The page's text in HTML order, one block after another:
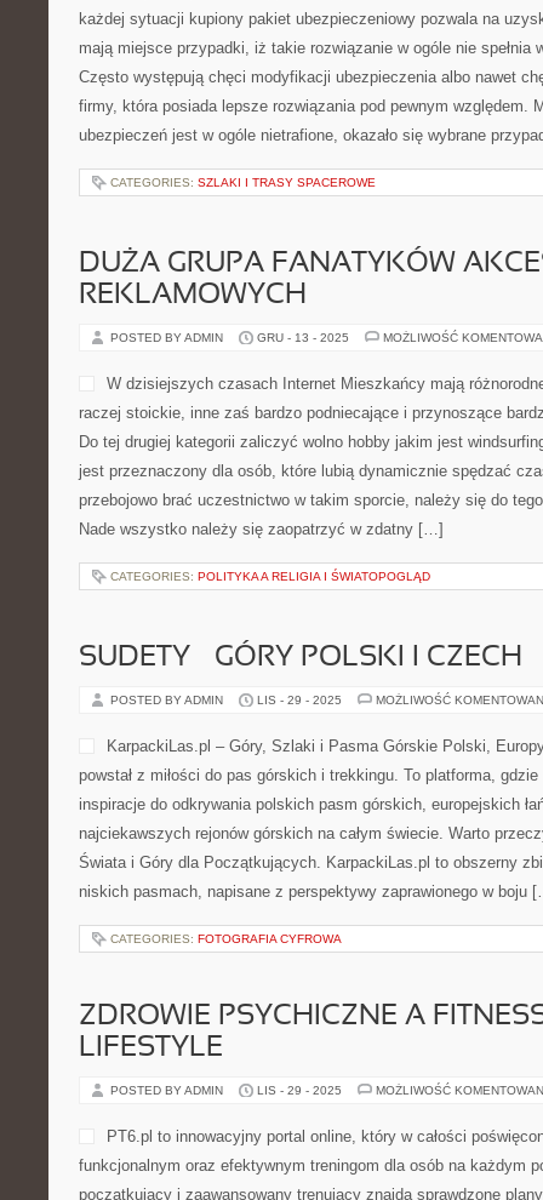
każdej sytuacji kupiony pakiet ubezpieczeniowy pozwala na
mają miejsce przypadki, iż takie rozwiązanie w ogóle nie spełnia
Często występują chęci modyfikacji ubezpieczenia albo nawet
firmy, która posiada lepsze rozwiązania pod pewnym względem.
ubezpieczeń jest w ogóle nietrafione, okazało się wybrane
CATEGORIES: SZLAKI I TRASY SPACEROWE
DUŻA GRUPA FANATYKÓW
REKLAMOWYCH
POSTED BY ADMIN GRU - 13 - 2025 MOŻLIWOŚĆ
W dzisiejszych czasach Internet Mieszkańcy mają
raczej stoickie, inne zaś bardzo podniecające i przynoszące
Do tej drugiej kategorii zaliczyć wolno hobby jakim jest
jest przeznaczony dla osób, które lubią dynamicznie spędzać
przebojowo brać uczestnictwo w takim sporcie, należy się do
Nade wszystko należy się zaopatrzyć w zdatny […]
CATEGORIES: POLITYKA A RELIGIA I ŚWIATOPOGLĄD
SUDETY – GÓRY POLSKI I CZECH
POSTED BY ADMIN LIS - 29 - 2025 MOŻLIWOŚĆ
KarpackiLas.pl – Góry, Szlaki i Pasma Górskie Polski,
powstał z miłości do pas górskich i trekkingu. To platforma, gdzie
inspiracje do odkrywania polskich pasm górskich, europejskich
najciekawszych rejonów górskich na całym świecie. Warto
Świata i Góry dla Początkujących. KarpackiLas.pl to obszerny
niskich pasmach, napisane z perspektywy zaprawionego w boju
CATEGORIES: FOTOGRAFIA CYFROWA
ZDROWIE PSYCHICZNE A
LIFESTYLE
POSTED BY ADMIN LIS - 29 - 2025 MOŻLIWOŚĆ
PT6.pl to innowacyjny portal online, który w całości
funkcjonalnym oraz efektywnym treningom dla osób na każdym
początkujący i zaawansowany trenujący znajdą sprawdzone